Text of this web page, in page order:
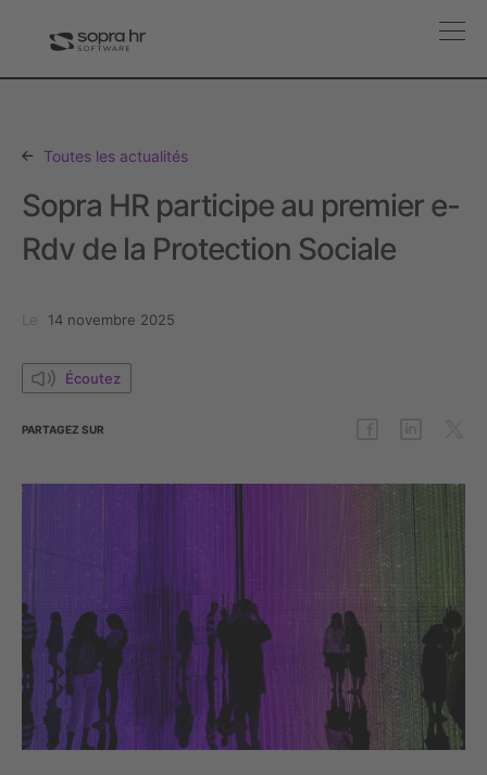
Toutes les actualités
Sopra HR participe au premier e-
Rdv de la Protection Sociale
14 novembre 2025
Écoutez
PARTAGEZ SUR